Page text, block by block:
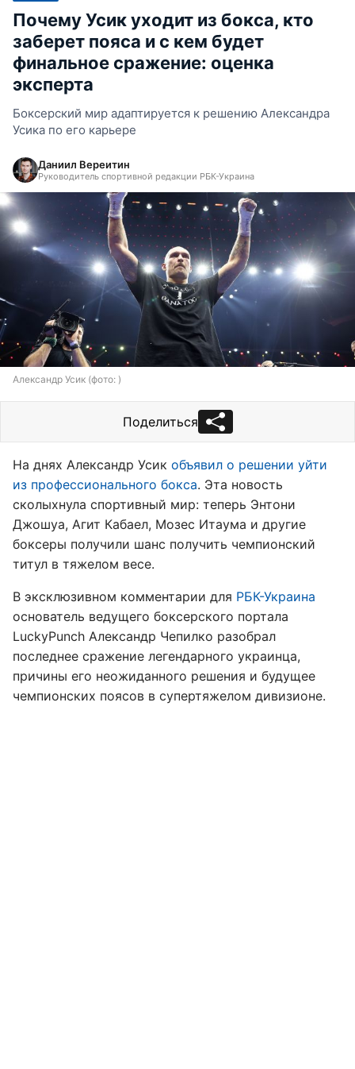
Почему Усик уходит из бокса, кто
заберет пояса и с кем будет
финальное сражение: оценка
эксперта
Боксерский мир адаптируется к решению Александра
Усика по его карьере
Даниил Вереитин
Руководитель спортивной редакции РБК-Украина
Александр Усик (фото: )
Поделиться
На днях Александр Усик объявил о решении уйти
из профессионального бокса. Эта новость
сколыхнула спортивный мир: теперь Энтони
Джошуа, Агит Кабаел, Мозес Итаума и другие
боксеры получили шанс получить чемпионский
титул в тяжелом весе.
В эксклюзивном комментарии для РБК-Украина
основатель ведущего боксерского портала
LuckyPunch Александр Чепилко разобрал
последнее сражение легендарного украинца,
причины его неожиданного решения и будущее
чемпионских поясов в супертяжелом дивизионе.